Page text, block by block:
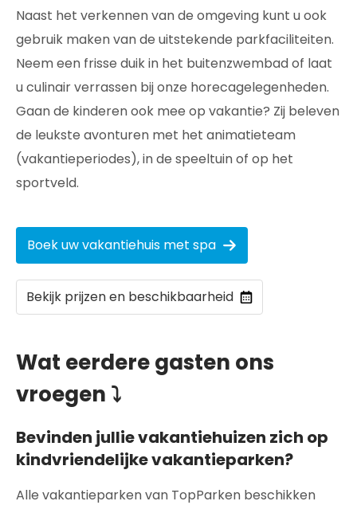
Naast het verkennen van de omgeving kunt u ook
gebruik maken van de uitstekende parkfaciliteiten.
Neem een frisse duik in het buitenzwembad of laat
u culinair verrassen bij onze horecagelegenheden.
Gaan de kinderen ook mee op vakantie? Zij beleven
de leukste avonturen met het animatieteam
(vakantieperiodes), in de speeltuin of op het
sportveld.
Boek uw vakantiehuis met spa
Bekijk prijzen en beschikbaarheid
Wat eerdere gasten ons
vroegen ⤵
Bevinden jullie vakantiehuizen zich op
kindvriendelijke vakantieparken?
Alle vakantieparken van TopParken beschikken